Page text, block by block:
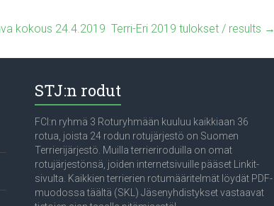
kokous 24.4.2019 Terri-Eri 2019 tulokset / results →
STJ:n rodut
FCI:n ryhmä 3 Roturyhmään kuuluu kaikkiaan 36
rotua, joista 24 rodun rotujärjestö on Suomen
Terrierijärjestö. Muilla terrieriroduilla on omat
rotujärjestönsä, joiden internetsivuille pääset Linkit-
sivulta. Kaikkien terrierien rotumääritelmät löydät PDF-
muodossa täältä (SKL) Jäsenyhdistykset vastaavat